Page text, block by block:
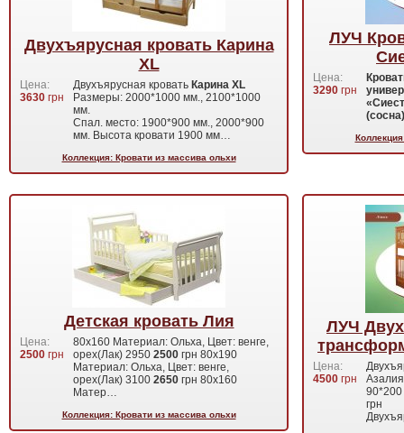
Двухъярусная кровать Карина
XL
Цена:
3630 грн
Двухъярусная кровать Карина XL
Размеры: 2000*1000 мм., 2100*1000
мм.
Спал. место: 1900*900 мм., 2000*900
мм. Высота кровати 1900 мм…
Коллекция: Кровати из массива ольхи
ЛУЧ
Цена:
3290 грн
Детская кровать Лия
Цена:
2500 грн
80х160 Материал: Ольха, Цвет: венге,
орех(Лак) 2950 2500 грн 80х190
Материал: Ольха, Цвет: венге,
орех(Лак) 3100 2650 грн 80х160
Матер…
Коллекция: Кровати из массива ольхи
ЛУЧ
Цена:
4500 грн
90*200
грн